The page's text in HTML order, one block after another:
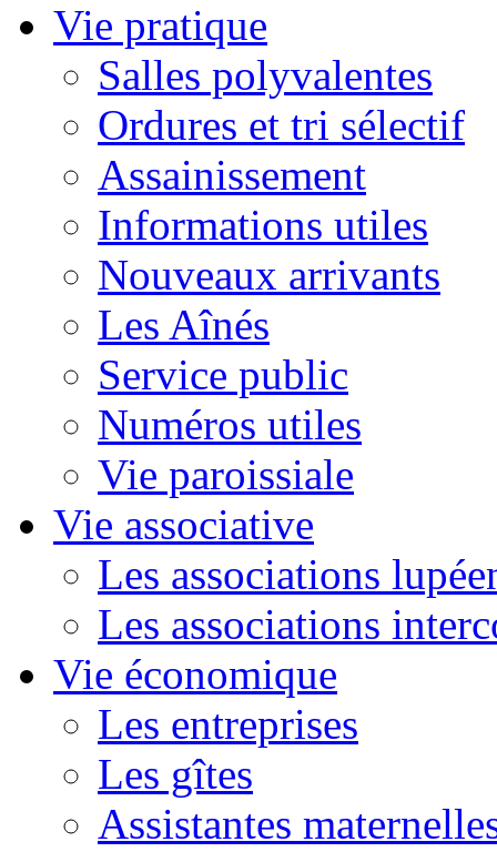
Vie pratique
Salles polyvalentes
Ordures et tri sélectif
Assainissement
Informations utiles
Nouveaux arrivants
Les Aînés
Service public
Numéros utiles
Vie paroissiale
Vie associative
Les associations
Les associations
Vie économique
Les entreprises
Les gîtes
Assistantes